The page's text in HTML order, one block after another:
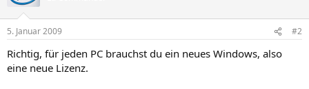
5. Januar 2009 #2
Richtig, für jeden PC brauchst du ein neues Windows, also
eine neue Lizenz.